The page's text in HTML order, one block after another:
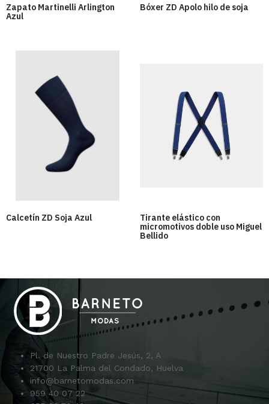
Zapato Martinelli Arlington
Azul
Bóxer ZD Apolo hilo de soja
Calcetín ZD Soja Azul
Tirante elástico con
micromotivos doble uso Miguel
Bellido
Pl. de Nuestro Padre Jesús, 2, A
21700 La Palma del Condado, Huelva
info@barnetomodas.com
959 40 07 22